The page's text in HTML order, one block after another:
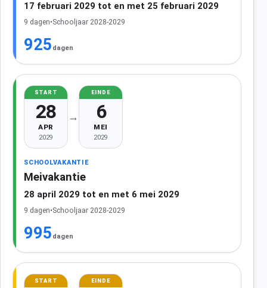
17 februari 2029 tot en met 25 februari 2029
9 dagen•Schooljaar 2028-2029
925 dagen
START
28
APR
2029
→
EINDE
6
MEI
2029
SCHOOLVAKANTIE
Meivakantie
28 april 2029 tot en met 6 mei 2029
9 dagen•Schooljaar 2028-2029
995 dagen
START EINDE